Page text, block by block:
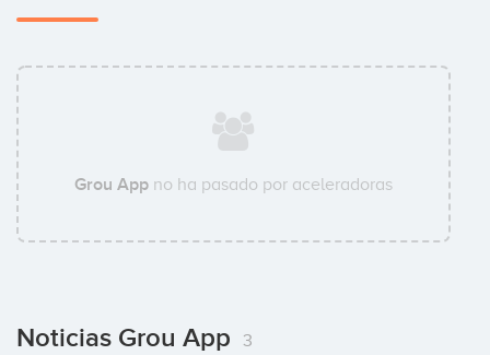
Grou App no ha pasado por aceleradoras
Noticias Grou App 3